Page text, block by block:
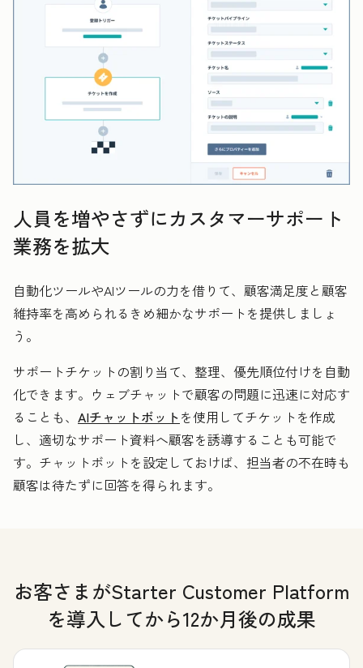
人員を増やさずにカスタマーサポート
業務を拡大
自動化ツールやAIツールの力を借りて、顧客満足度と顧客
維持率を高められるきめ細かなサポートを提供しましょ
う。
サポートチケットの割り当て、整理、優先順位付けを自動
化できます。ウェブチャットで顧客の問題に迅速に対応す
ることも、 AIチャットボットを使用してチケットを作成
し、適切なサポート資料へ顧客を誘導することも可能で
す。チャットボットを設定しておけば、担当者の不在時も
顧客は待たずに回答を得られます。
お客さまがStarter Customer Platform
を導入してから12か月後の成果